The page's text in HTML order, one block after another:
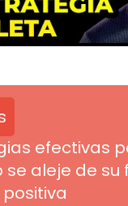
efectivas
se aleje de su